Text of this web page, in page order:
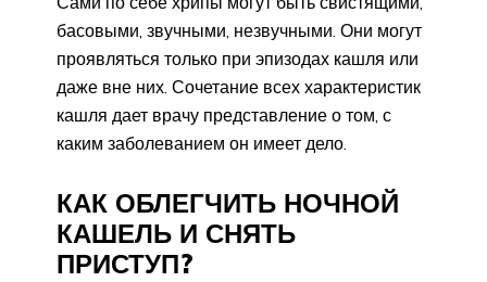
басовыми, звучными, незвучными. Они могут
проявляться только при эпизодах кашля или
даже вне них. Сочетание всех характеристик
кашля дает врачу представление о том, с
каким заболеванием он имеет дело.
КАК ОБЛЕГЧИТЬ НОЧНОЙ
КАШЕЛЬ И СНЯТЬ
ПРИСТУП?